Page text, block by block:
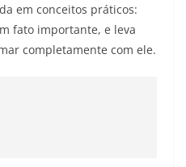
em conceitos práticos:
fato importante, e leva
completamente com ele.